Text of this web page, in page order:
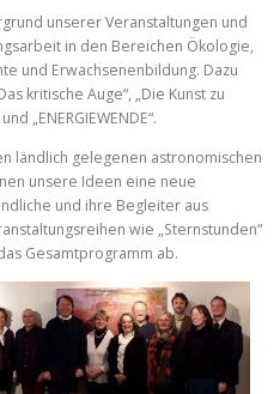
unserer Veranstaltungen und
in den Bereichen Ökologie,
und Erwachsenenbildung. Dazu
kritische Auge“, „Die Kunst zu
„ENERGIEWENDE“.
ländlich gelegenen astronomischen
unsere Ideen eine neue
und ihre Begleiter aus
wie „Sternstunden“
Gesamtprogramm ab.